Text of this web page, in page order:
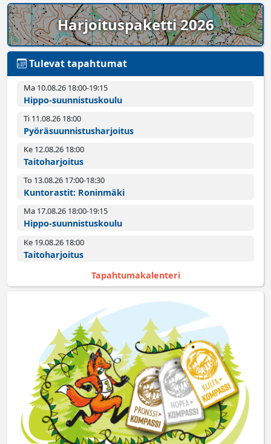
Harjoituspaketti 2026
Tulevat tapahtumat
Ma 10.08.26 18:00­-19:15
Hippo-suunnistuskoulu
Ti 11.08.26 18:00­
Pyörä­suunnistus­harjoitus
Ke 12.08.26 18:00­
Taitoharjoitus
To 13.08.26 17:00­-18:30
Kuntorastit: Roninmäki
Ma 17.08.26 18:00­-19:15
Hippo-suunnistuskoulu
Ke 19.08.26 18:00­
Taitoharjoitus
Tapahtumakalenteri